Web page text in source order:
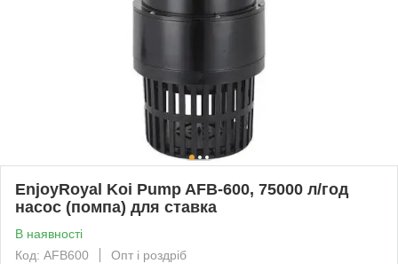
EnjoyRoyal Koi Pump AFB-600, 75000 л/год
насос (помпа) для ставка
В наявності
Код: AFB600
Опт і роздріб